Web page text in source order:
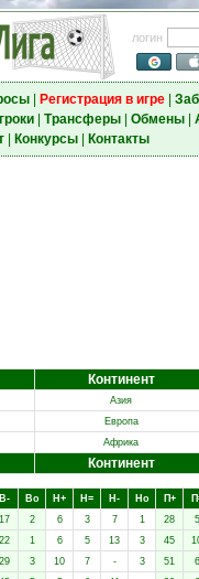
логин
| Регистрация в игре|
| Трансферы| Обмены|
| Конкурсы| Контакты
Континент
Азия
Европа
Африка
Континент
В- Вo Н+ Н= Н- Нo П+
17 2 6 3 7 1 28 5
22 1 6 5 13 3 45
29 3 10 7 - 3 51 6